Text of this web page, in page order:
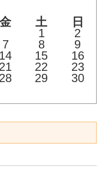
金 土
日
1
2
7 8
9
14 15
16
21 22
23
28 29
30